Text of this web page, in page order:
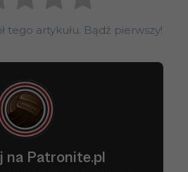
tego artykułu. Bądź pierwszy!